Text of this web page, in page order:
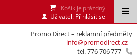
Promo Direct – reklamní předměty
info@promodirect.cz
tel. 776 706 777
Košík je prázdný
Uživatel: Přihlásit se